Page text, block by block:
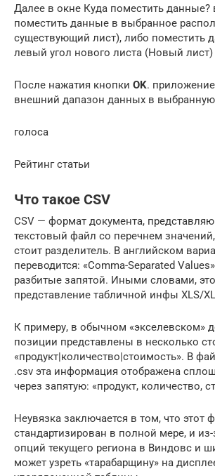
Далее в окне Куда поместить данные?
поместить данные в выбранное
существующий лист), либо поместить
левый угол нового листа (Новый лист)
После нажатия кнопки OK.
внешний дапазон данных в
голоса
Рейтинг статьи
Что такое CSV
CSV — формат документа,
текстовый файл со перечнем
стоит разделитель. В английском
переводится: «Comma-Separated
разбитые запятой. Иными словами,
представление табличной инфы XLS/
К примеру, в обычном «экселевском»
позиции представлены в несколько
«продукт|количество|стоимость». В
.csv эта информация отображена
через запятую: «продукт, количество,
Неувязка заключается в том, что этот
стандартизирован в полной мере, и
опций текущего региона в Виндовс и
может узреть «тарабарщину» на